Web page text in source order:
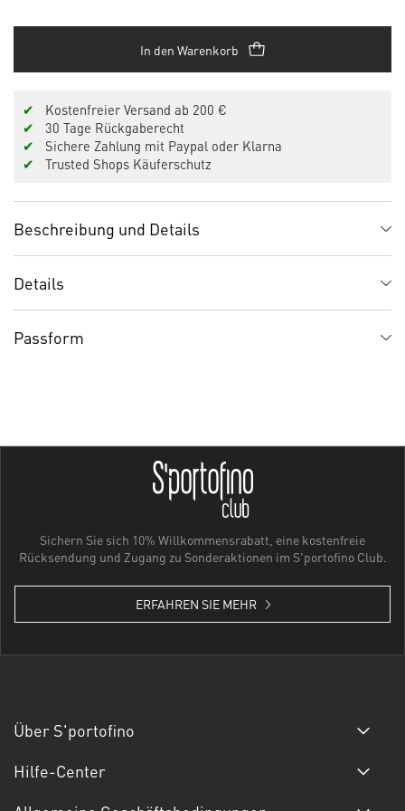
In den Warenkorb
✔
Kostenfreier Versand ab 200 €
✔
30 Tage Rückgaberecht
✔
Sichere Zahlung mit Paypal oder Klarna
✔
Trusted Shops Käuferschutz
Beschreibung und Details
Details
Passform
Sichern Sie sich 10% Willkommensrabatt, eine kostenfreie
Rücksendung und Zugang zu Sonderaktionen im S'portofino Club.
ERFAHREN SIE MEHR
Über S'portofino
Hilfe-Center